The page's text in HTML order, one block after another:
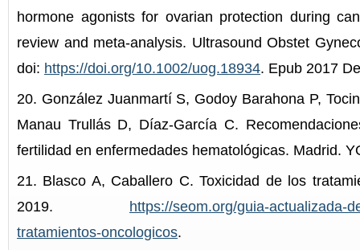
hormone agonists for ovarian protection during
review and meta-analysis. Ultrasound Obstet
doi: https://doi.org/10.1002/uog.18934. Epub 2017
20. González Juanmartí S, Godoy Barahona P,
Manau Trullás D, Díaz-García C.
fertilidad en enfermedades hematológicas. Madrid.
21. Blasco A, Caballero C. Toxicidad de los
2019. https://seom.org/guia-actualizada-
tratamientos-oncologicos.